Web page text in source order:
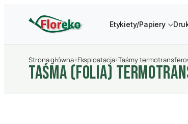
Etykiety/Papiery
Strona główna›Eksploatacja›Taśmy
TAśMA (FOLIA)